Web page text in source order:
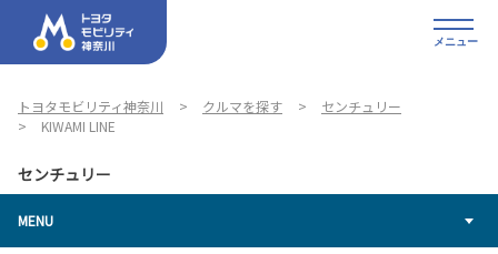
メニュー
トヨタモビリティ神奈川 クルマを探す
センチュリー
KIWAMI LINE
センチュリー
MENU